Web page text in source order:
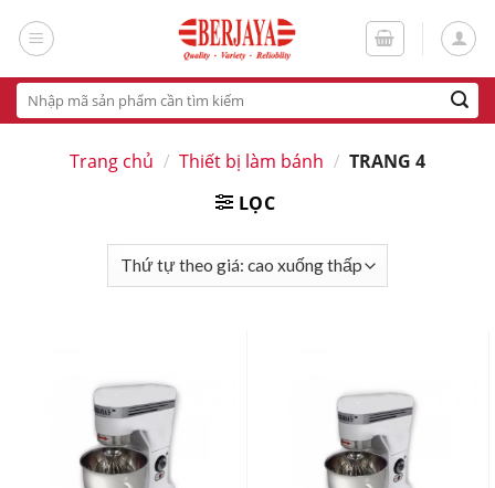
Tìm
kiếm:
Trang chủ / Thiết bị làm bánh / TRANG 4
LỌC